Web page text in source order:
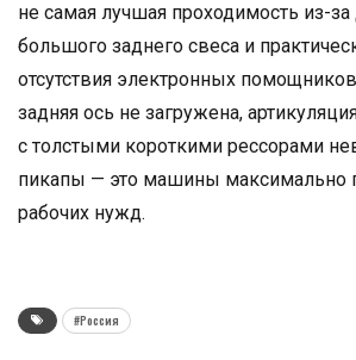
не самая лучшая проходимость из-
большого заднего свеса и
отсутствия электронных
задняя ось не загружена,
с толстыми короткими рессорами
пикапы — это машины максимально
рабочих нужд.
#Россия